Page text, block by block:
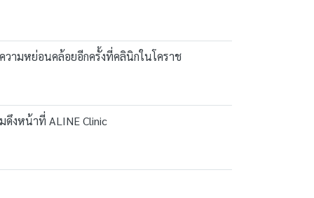
ามหย่อนคล้อยอีกครั้งที่คลินิกในโคราช
งหน้าที่ ALINE Clinic